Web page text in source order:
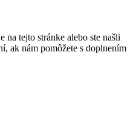
tejto stránke alebo ste našli
ak nám pomôžete s doplnením